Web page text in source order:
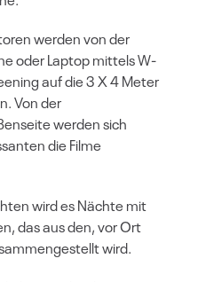
werden von der
oder Laptop mittels W-
auf die 3 X 4 Meter
Von der
werden sich
die Filme
wird es Nächte mit
das aus den, vor Ort
wird.